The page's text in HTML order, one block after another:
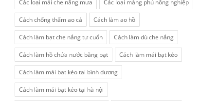
Các loại mái che nắng mưa Các loại màng phủ nông nghiệp
Cách chống thấm ao cá Cách làm ao hồ
Cách làm bạt che nắng tự cuốn Cách làm dù che nắng
Cách làm hồ chứa nước bằng bạt Cách làm mái bạt kéo
Cách làm mái bạt kéo tại bình dương
Cách làm mái bạt kéo tại hà nội